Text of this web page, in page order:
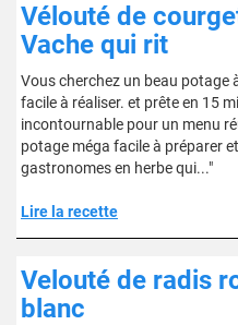
Vélouté de
Vache qui rit
Vous cherchez un beau potage
facile à réaliser. et prête en 15
incontournable pour un menu
potage méga facile à préparer
gastronomes en herbe qui..."
Lire la recette
Velouté de radis
blanc